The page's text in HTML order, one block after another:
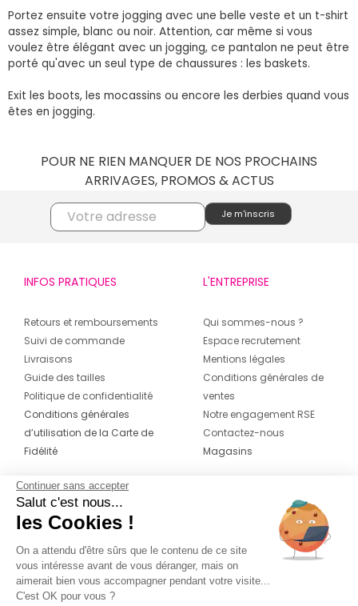
Portez ensuite votre jogging avec une belle veste et un t-shirt
assez simple, blanc ou noir. Attention, car même si vous
voulez être élégant avec un jogging, ce pantalon ne peut être
porté qu'avec un seul type de chaussures : les baskets.
Exit les boots, les mocassins ou encore les derbies quand vous
êtes en jogging.
POUR NE RIEN MANQUER DE NOS PROCHAINS
ARRIVAGES, PROMOS & ACTUS
INFOS PRATIQUES
Retours et remboursements
Suivi de commande
Livraisons
Guide des tailles
Politique de confidentialité
Conditions générales
d’utilisation de la Carte de
Fidélité
L'ENTREPRISE
Qui sommes-nous ?
Espace recrutement
Mentions légales
Conditions générales de
ventes
Notre engagement RSE
Contactez-nous
Magasins
CONTACT
04 42 20 78 42
Du lundi au jeudi de 8h30 à 16h30 & le
vendredi de 8h30 à 15h30
Continuer sans accepter
Salut c'est nous...
les Cookies !
On a attendu d'être sûrs que le contenu de ce site
vous intéresse avant de vous déranger, mais on
aimerait bien vous accompagner pendant votre visite...
C'est OK pour vous ?